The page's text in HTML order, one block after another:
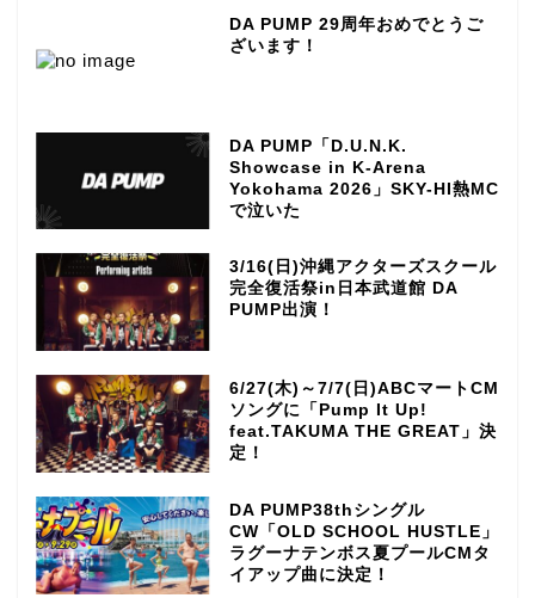
DA PUMP 29周年おめでとうご
ざいます！
DA PUMP「D.U.N.K.
Showcase in K-Arena
Yokohama 2026」SKY-HI熱MC
で泣いた
3/16(日)沖縄アクターズスクール
完全復活祭in日本武道館 DA
PUMP出演！
6/27(木)～7/7(日)ABCマートCM
ソングに「Pump It Up!
feat.TAKUMA THE GREAT」決
定！
DA PUMP38thシングル
CW「OLD SCHOOL HUSTLE」
ラグーナテンボス夏プールCMタ
イアップ曲に決定！